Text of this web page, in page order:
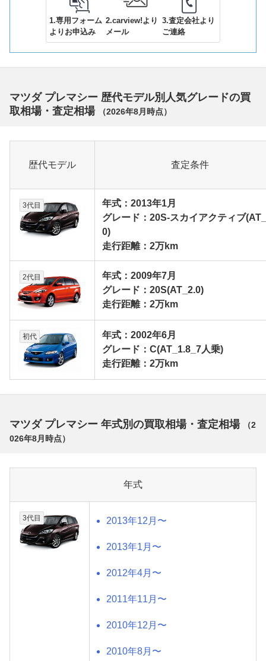
1.専用フォーム
よりお申込み
2.carview!より
メール
3.査定会社より
ご連絡
マツダ プレマシー 歴代モデル別人気グレードの買
取相場・査定相場
（2026年8月 時点）
歴代モデル 査定条件
3代目
年式：2013年1月
グレード：20S-スカイアクティブ
0)
走行距離：2万km
2代目
年式：2009年7月
グレード：20S(AT_2.0)
走行距離：2万km
初代
年式：2002年6月
グレード：C(AT_1.8_7人乗)
走行距離：2万km
マツダ プレマシー 年式別の買取相場・査定相場 （2
026年8月 時点）
年式
3代目 2013年12月〜
2013年1月〜
2012年4月〜
2011年11月〜
2010年12月〜
2010年8月〜